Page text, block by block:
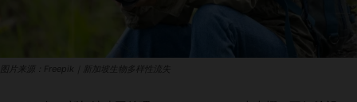
图片来源：Freepik｜新加坡生物多样性流失